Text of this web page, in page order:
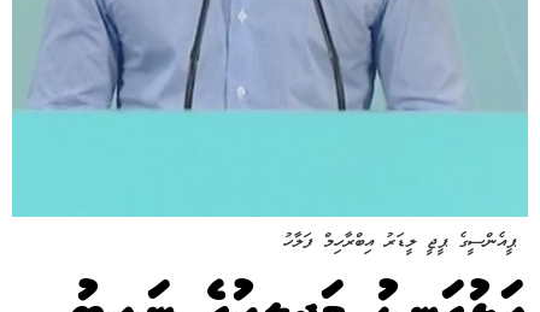
ޕީއެންސީގެ ޕީޖީ ލީޑަރު އިބްރާހިމް ފަލާހު